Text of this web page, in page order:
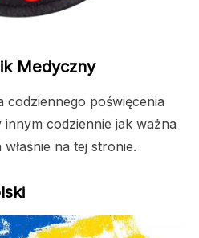
Medyczny
codziennego poświęcenia
codziennie jak ważna
na tej stronie.